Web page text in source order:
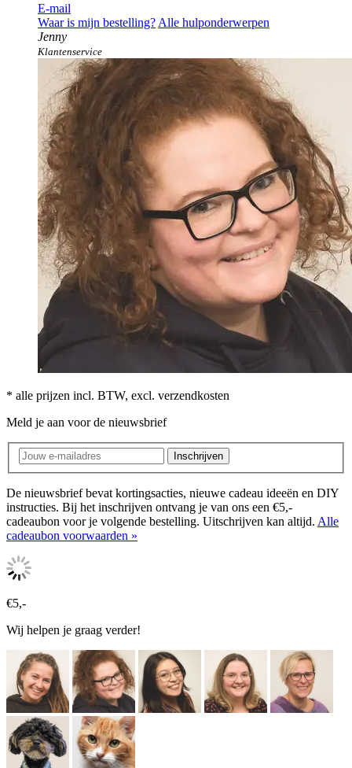
E-mail
Waar is mijn bestelling? Alle hulponderwerpen
Jenny
Klantenservice
* alle prijzen incl. BTW, excl. verzendkosten
Meld je aan voor de nieuwsbrief
Inschrijven
De nieuwsbrief bevat kortingsacties, nieuwe cadeau ideeën en DIY
instructies. Bij het inschrijven ontvang je van ons een €5,-
cadeaubon voor je volgende bestelling. Uitschrijven kan altijd. Alle
cadeaubon voorwaarden »
€5,-
Wij helpen je graag verder!